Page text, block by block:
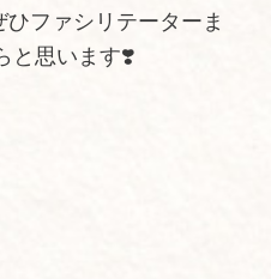
ファシリテーターま
と思います❣️